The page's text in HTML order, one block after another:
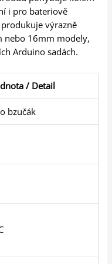
i pro bateriově
produkuje výrazně
nebo 16mm modely,
Arduino sadách.
/ Detail
bzučák